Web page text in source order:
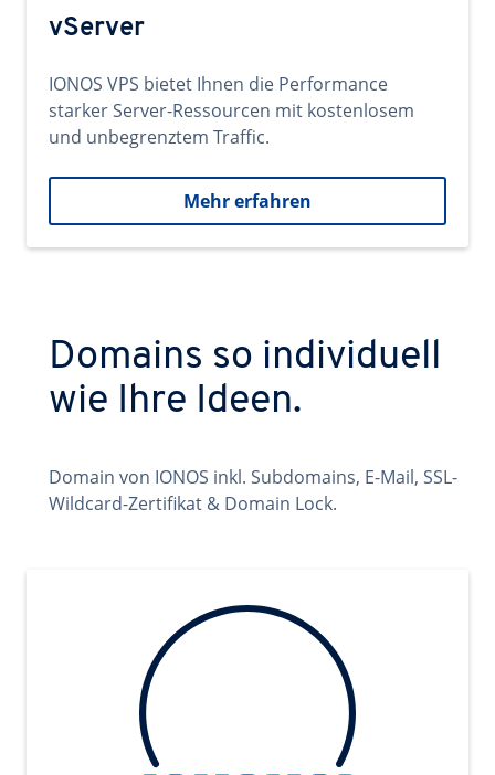
vServer
IONOS VPS bietet Ihnen die Performance
starker Server-Ressourcen mit kostenlosem
und unbegrenztem Traffic.
Mehr erfahren
Domains so individuell
wie Ihre Ideen.
Domain von IONOS inkl. Subdomains, E-Mail, SSL-
Wildcard-Zertifikat & Domain Lock.